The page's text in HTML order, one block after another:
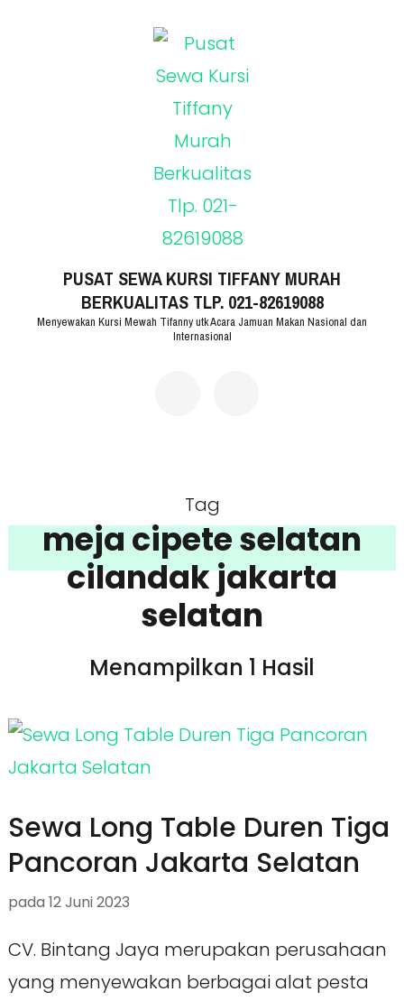
PUSAT SEWA KURSI TIFFANY MURAH
BERKUALITAS TLP. 021-82619088
Menyewakan Kursi Mewah Tifanny utk Acara Jamuan Makan Nasional dan
Internasional
Tag
meja cipete selatan
cilandak jakarta
selatan
Menampilkan 1 Hasil
Sewa Long Table Duren Tiga
Pancoran Jakarta Selatan
pada 12 Juni 2023
CV. Bintang Jaya merupakan perusahaan
yang menyewakan berbagai alat pesta